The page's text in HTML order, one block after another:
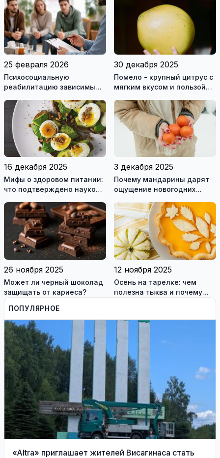
системы классификации
болезней и нарушений
здоровья
защите животных
25 февраля 2026
Психосоциальную
реабилитацию зависимым
лицензированные
учреждения
30 декабря 2025
Помело - крупный цитрус с
мягким вкусом и пользой
16 декабря 2025
Мифы о здоровом питании:
что подтверждено наукой,
3 декабря 2025
Почему мандарины дарят
ощущение новогодних
26 ноября 2025
Может ли черный шоколад
защищать от кариеса?
12 ноября 2025
Осень на тарелке: чем
полезна тыква и почему
стоит добавить её в рацион
ПОПУЛЯРНОЕ
«Altra» приглашает жителей Висагинаса стать